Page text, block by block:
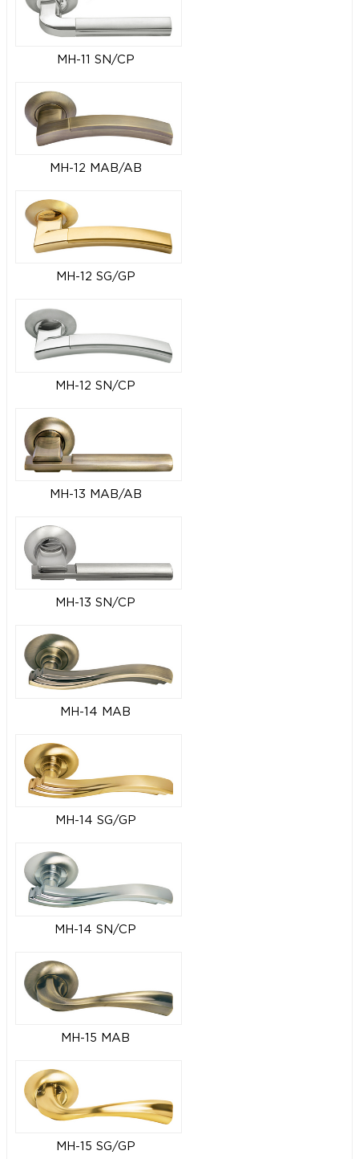
MH-11 SN/CP
MH-12 MAB/AB
MH-12 SG/GP
MH-12 SN/CP
MH-13 MAB/AB
MH-13 SN/CP
MH-14 MAB
MH-14 SG/GP
MH-14 SN/CP
MH-15 MAB
MH-15 SG/GP